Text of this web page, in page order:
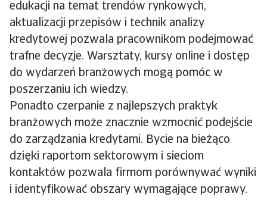
edukacji na temat trendów rynkowych,
aktualizacji przepisów i technik analizy
kredytowej pozwala pracownikom podejmować
trafne decyzje. Warsztaty, kursy online i dostęp
do wydarzeń branżowych mogą pomóc w
poszerzaniu ich wiedzy.
Ponadto czerpanie z najlepszych praktyk
branżowych może znacznie wzmocnić podejście
do zarządzania kredytami. Bycie na bieżąco
dzięki raportom sektorowym i sieciom
kontaktów pozwala firmom porównywać wyniki
i identyfikować obszary wymagające poprawy.